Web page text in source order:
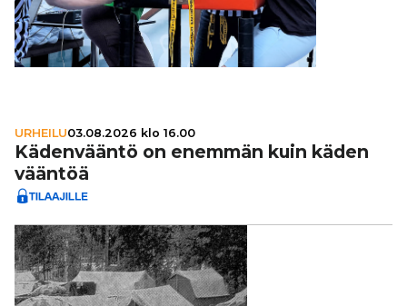
URHEILU03.08.2026 klo 16.00
Käden­vääntö on enemmän kuin käden
vääntöä